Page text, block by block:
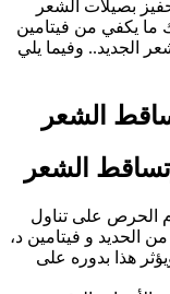
بصيلات الشعر
ما يكفي من فيتامين
الجديد.. وفيما يلي
الشعر
الحرص على تناول
الحديد و فيتامين د،
هذا بدوره على